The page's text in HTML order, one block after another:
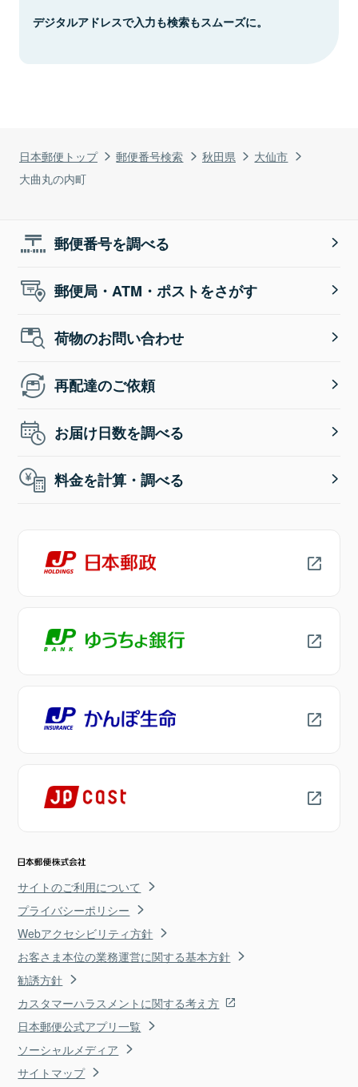
日本郵便トップ 郵便番号検索 秋田県
大仙市
大曲丸の内町
デジタルアドレスで入力も検索もスムーズに。
郵便番号を調べる
郵便局・ATM・ポストをさがす
荷物のお問い合わせ
再配達のご依頼
お届け日数を調べる
料金を計算・調べる
サイトのご利用について
プライバシーポリシー
Webアクセシビリティ方針
お客さま本位の業務運営に関する基本方針
勧誘方針
カスタマーハラスメントに関する考え方
日本郵便公式アプリ一覧
ソーシャルメディア
サイトマップ